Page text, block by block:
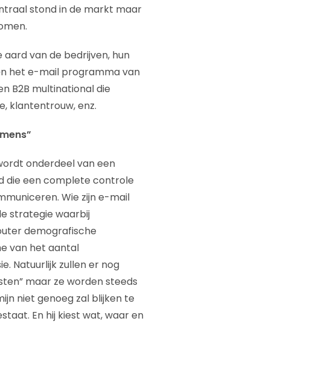
stond in de markt maar
van de bedrijven, hun
het e-mail programma van
B2B multinational die
klantentrouw, enz.
onderdeel van een
die een complete controle
Wie zijn e-mail
strategie waarbij
demografische
van het aantal
Natuurlijk zullen er nog
maar ze worden steeds
niet genoeg zal blijken te
En hij kiest wat, waar en